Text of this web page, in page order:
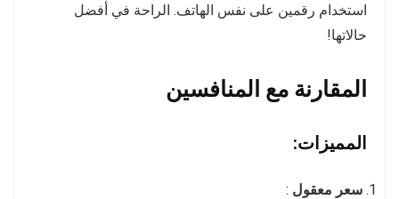
استخدام رقمين على نفس الهاتف. الراحة في أفضل
حالاتها!
المقارنة مع المنافسين
المميزات:
سعر معقول :